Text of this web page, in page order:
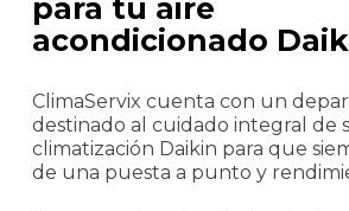
para tu aire
acondicionado
ClimaServix cuenta con un
destinado al cuidado integral de
climatización Daikin para que
de una puesta a punto y